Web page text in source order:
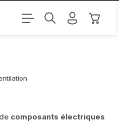
Le
composants électriques